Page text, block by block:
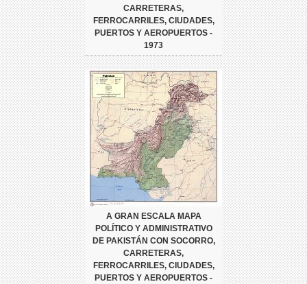
CARRETERAS,
FERROCARRILES, CIUDADES,
PUERTOS Y AEROPUERTOS -
1973
A GRAN ESCALA MAPA
POLÍTICO Y ADMINISTRATIVO
DE PAKISTÁN CON SOCORRO,
CARRETERAS,
FERROCARRILES, CIUDADES,
PUERTOS Y AEROPUERTOS -